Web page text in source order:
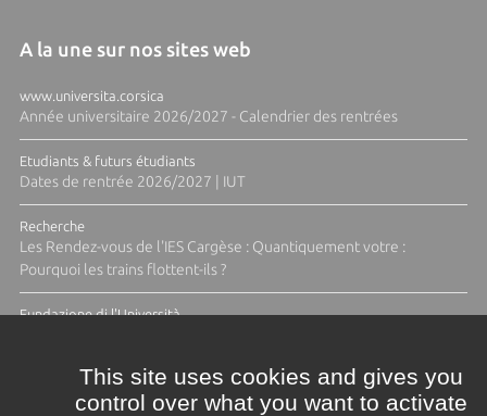
A la une sur nos sites web
www.universita.corsica
Année universitaire 2026/2027 - Calendrier des rentrées
Etudiants & futurs étudiants
Dates de rentrée 2026/2027 | IUT
Recherche
Les Rendez-vous de l'IES Cargèse : Quantiquement votre :
Pourquoi les trains flottent-ils ?
Fundazione di l'Università
This site uses cookies and gives you
control over what you want to activate